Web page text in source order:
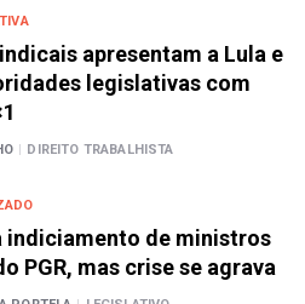
apresentam a Lula e
legislativas com
| DIREITO TRABALHISTA
indiciamento de ministros
PGR, mas crise se agrava